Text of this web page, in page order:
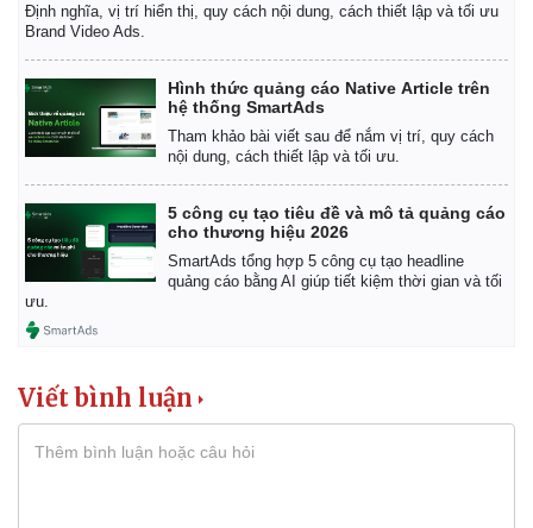
Tin nóng
Tư vấn luật
Vũ khí
Việt Nam
Phân tích
Định nghĩa, vị trí hiển thị, quy cách nội dung, cách thiết lập và tối ưu
Brand Video Ads.
Hình thức quảng cáo Native Article trên
hệ thống SmartAds
Tham khảo bài viết sau để nắm vị trí, quy cách
nội dung, cách thiết lập và tối ưu.
5 công cụ tạo tiêu đề và mô tả quảng cáo
cho thương hiệu 2026
SmartAds tổng hợp 5 công cụ tạo headline
quảng cáo bằng AI giúp tiết kiệm thời gian và tối
ưu.
Viết bình luận